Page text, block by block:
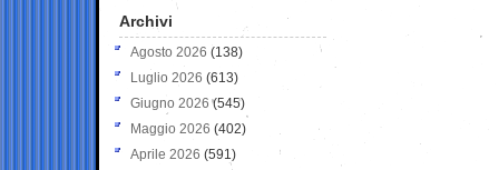
Archivi
Agosto 2026 (138)
Luglio 2026 (613)
Giugno 2026 (545)
Maggio 2026 (402)
Aprile 2026 (591)